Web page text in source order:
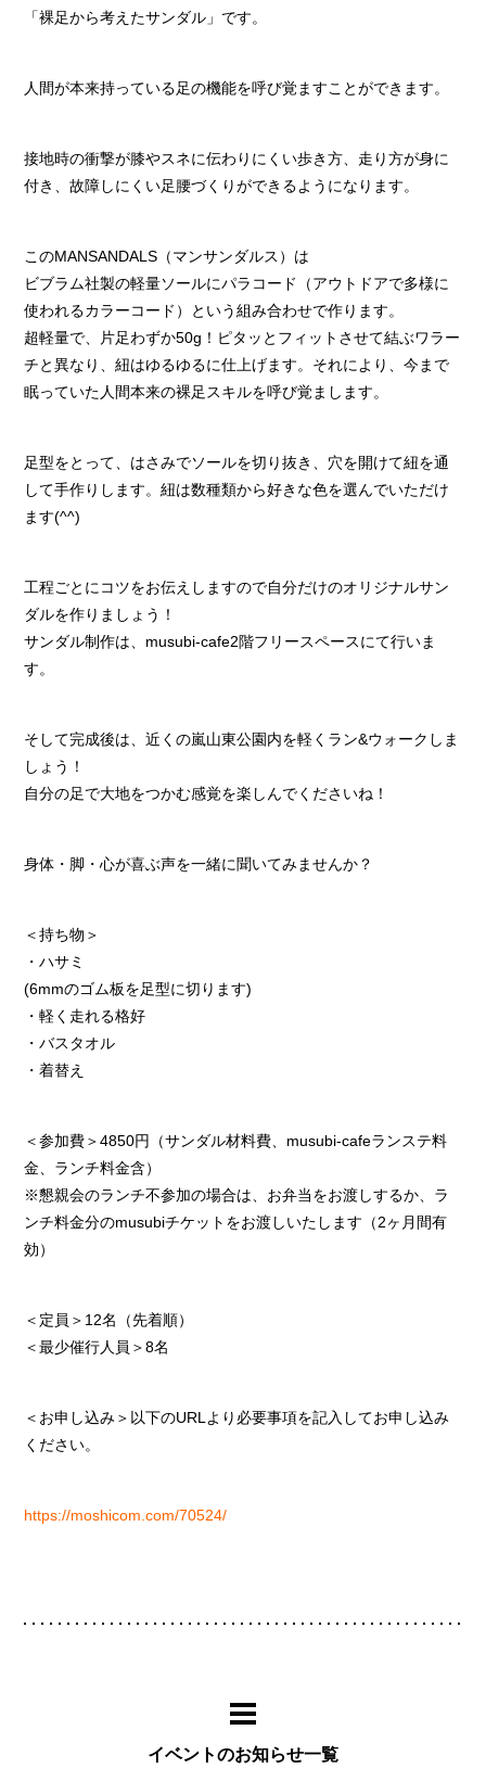
「裸足から考えたサンダル」です。
人間が本来持っている足の機能を呼び覚ますことができます。
接地時の衝撃が膝やスネに伝わりにくい歩き方、走り方が身に
付き、故障しにくい足腰づくりができるようになります。
このMANSANDALS（マンサンダルス）は
ビブラム社製の軽量ソールにパラコード（アウトドアで多様に
使われるカラーコード）という組み合わせで作ります。
超軽量で、片足わずか50g！ピタッとフィットさせて結ぶワラー
チと異なり、紐はゆるゆるに仕上げます。それにより、今まで
眠っていた人間本来の裸足スキルを呼び覚まします。
足型をとって、はさみでソールを切り抜き、穴を開けて紐を通
して手作りします。紐は数種類から好きな色を選んでいただけ
ます(^^)
工程ごとにコツをお伝えしますので自分だけのオリジナルサン
ダルを作りましょう！
サンダル制作は、musubi-cafe2階フリースペースにて行いま
す。
そして完成後は、近くの嵐山東公園内を軽くラン&ウォークしま
しょう！
自分の足で大地をつかむ感覚を楽しんでくださいね！
身体・脚・心が喜ぶ声を一緒に聞いてみませんか？
＜持ち物＞
・ハサミ
(6mmのゴム板を足型に切ります)
・軽く走れる格好
・バスタオル
・着替え
＜参加費＞4850円（サンダル材料費、musubi-cafeランステ料
金、ランチ料金含）
※懇親会のランチ不参加の場合は、お弁当をお渡しするか、ラ
ンチ料金分のmusubiチケットをお渡しいたします（2ヶ月間有
効）
＜定員＞12名（先着順）
＜最少催行人員＞8名
＜お申し込み＞以下のURLより必要事項を記入してお申し込み
ください。
https://moshicom.com/70524/
イベントのお知らせ一覧